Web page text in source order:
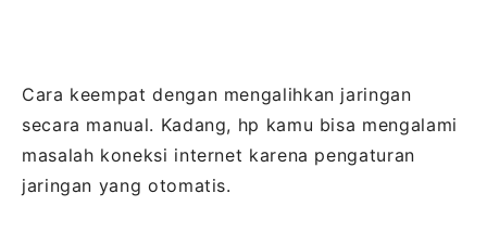
Cara keempat dengan mengalihkan jaringan
secara manual. Kadang, hp kamu bisa mengalami
masalah koneksi internet karena pengaturan
jaringan yang otomatis.